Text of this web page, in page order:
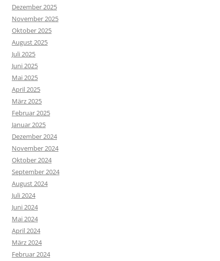
Dezember 2025
November 2025
Oktober 2025
August 2025
Juli 2025
Juni 2025
Mai 2025
April 2025
März 2025
Februar 2025
Januar 2025
Dezember 2024
November 2024
Oktober 2024
September 2024
August 2024
Juli 2024
Juni 2024
Mai 2024
April 2024
März 2024
Februar 2024